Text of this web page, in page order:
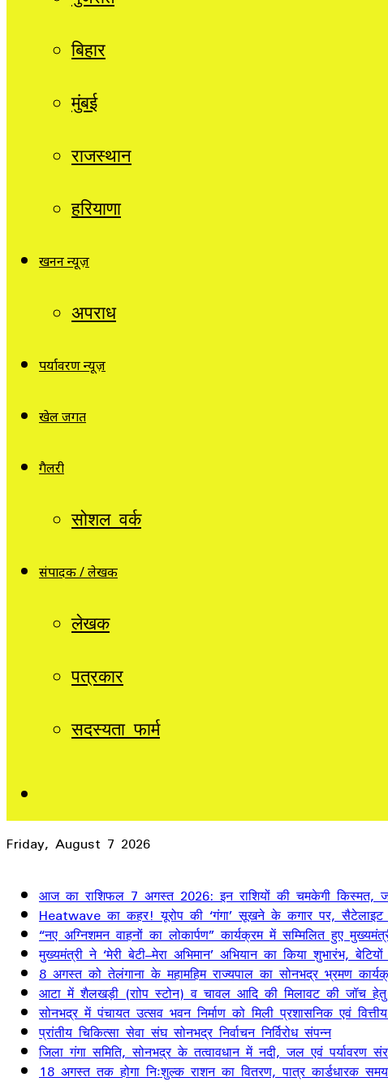
बिहार
मुंबई
राजस्थान
हरियाणा
खनन न्यूज़
अपराध
पर्यावरण न्यूज़
खेल जगत
गैलरी
सोशल वर्क
संपादक / लेखक
लेखक
पत्रकार
सदस्यता फार्म
Friday, August 7 2026
आज का राशिफल 7 अगस्त 2026: इन राशियों की चमकेगी किस्मत,
Heatwave का कहर! यूरोप की ‘गंगा’ सूखने के कगार पर, सैटेलाइट
“नए अग्निशमन वाहनों का लोकार्पण” कार्यक्रम में सम्मिलित हुए
मुख्यमंत्री ने ‘मेरी बेटी–मेरा अभिमान’ अभियान का किया शुभारंभ,
8 अगस्त को तेलंगाना के महामहिम राज्यपाल का सोनभद्र भ्रमण
आटा में शैलखड़ी (राोप स्टोन) व चावल आदि की मिलावट की जॉच
सोनभद्र में पंचायत उत्सव भवन निर्माण को मिली प्रशासनिक एवं
प्रांतीय चिकित्सा सेवा संघ सोनभद्र निर्वाचन निर्विरोध संपन्न
जिला गंगा समिति, सोनभद्र के तत्वावधान में नदी, जल एवं पर्यावरण
18 अगस्त तक होगा निःशुल्क राशन का वितरण, पात्र कार्डधारक